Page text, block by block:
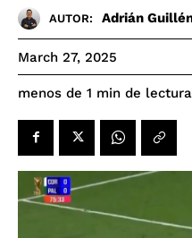
AUTOR: Adrián
March 27, 2025
menos de 1 min de lectura